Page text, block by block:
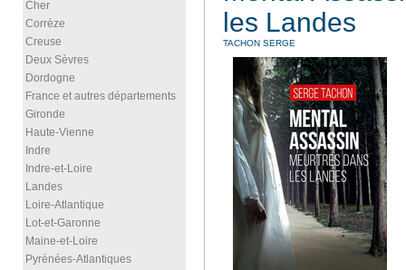
Cher
Corrèze
Creuse
Deux Sèvres
Dordogne
France et autres départements
Gironde
Haute-Vienne
Indre
Indre-et-Loire
Landes
Loire-Atlantique
Lot-et-Garonne
Maine-et-Loire
Pyrénées-Atlantiques
les Landes
TACHON SERGE